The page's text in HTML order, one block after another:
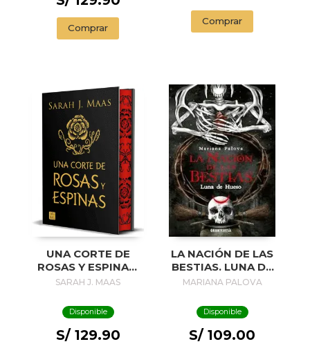
Comprar
Comprar
UNA CORTE DE
ROSAS Y ESPINAS.
EDICIÓN ESPECIAL
SARAH J. MAAS
Disponible
S/ 129.90
LA NACIÓN DE LAS
BESTIAS. LUNA DE
HUESO
MARIANA PALOVA
Disponible
S/ 109.00